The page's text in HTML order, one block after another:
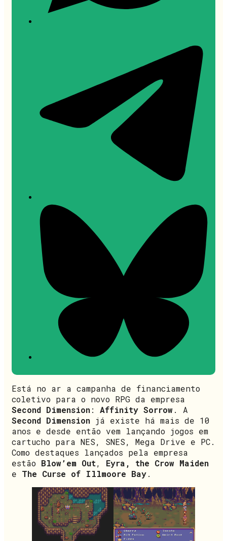
Está no ar a campanha de financiamento
coletivo para o novo RPG da empresa
Second Dimension: Affinity Sorrow. A
Second Dimension já existe há mais de 10
anos e desde então vem lançando jogos em
cartucho para NES, SNES, Mega Drive e PC.
Como destaques lançados pela empresa
estão Blow’em Out, Eyra, the Crow Maiden
e The Curse of Illmoore Bay.